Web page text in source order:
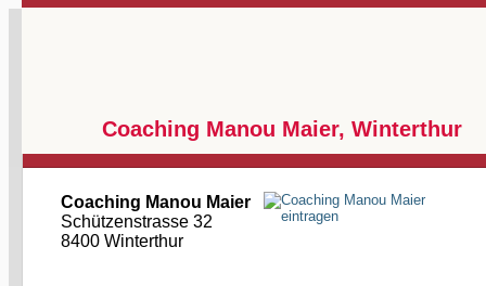
Coaching Manou Maier, Winterthur
Coaching Manou Maier
Schützenstrasse 32
8400 Winterthur